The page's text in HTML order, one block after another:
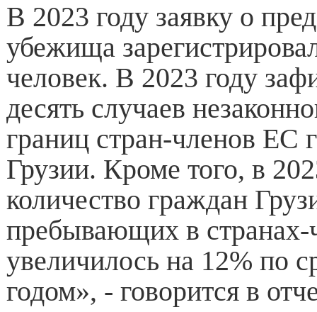
В 2023 году заявку о
убежища
человек. В 2023 году
десять случаев
границ стран-членов ЕС
Грузии. Кроме того, в
количество граждан
пребывающих в
увеличилось на 12% по
годом», - говорится в